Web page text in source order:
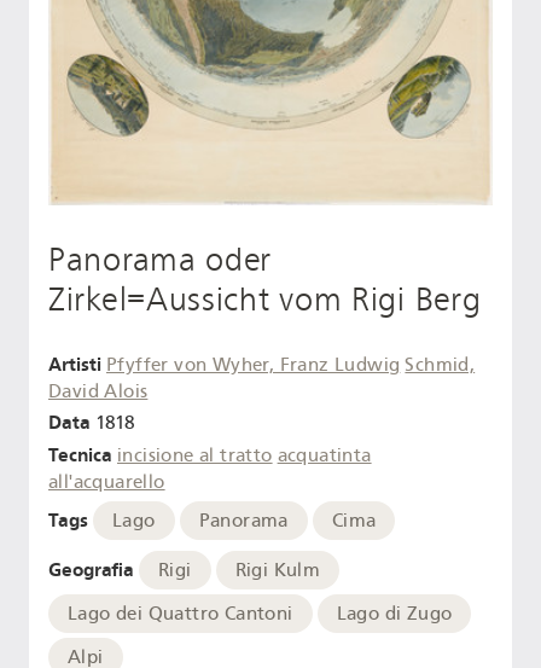
Panorama oder
Zirkel=Aussicht vom Rigi Berg
Artisti Pfyffer von Wyher, Franz Ludwig Schmid,
David Alois
Data 1818
Tecnica incisione al tratto acquatinta
all'acquarello
Tags Lago Panorama Cima
Geografia Rigi
Rigi Kulm
Lago dei Quattro Cantoni
Lago di Zugo
Alpi